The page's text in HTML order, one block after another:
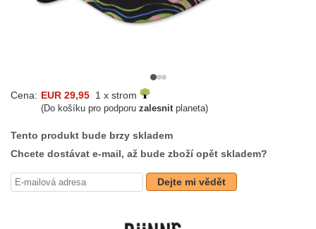
Cena: EUR 29,95 1 x strom
(Do košíku pro podporu zalesnitplaneta)
Tento produkt bude brzy skladem
Chcete dostávat e-mail, až bude zboží opět skladem?
Dejte mi vědět